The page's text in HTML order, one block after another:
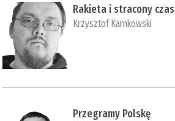
Rakieta i stracony czas
Krzysztof Karnkowski
Przegramy Polskę